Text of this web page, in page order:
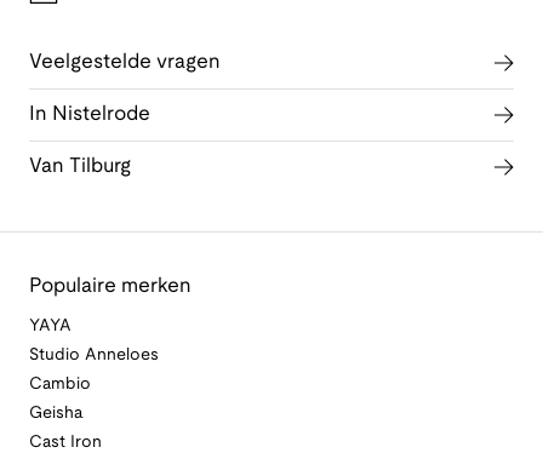
Veelgestelde vragen
In Nistelrode
Van Tilburg
Populaire merken
YAYA
Studio Anneloes
Cambio
Geisha
Cast Iron